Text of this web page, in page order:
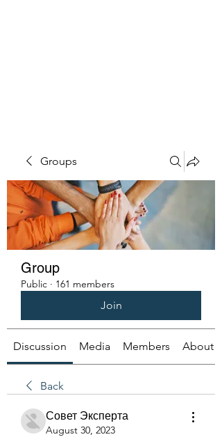
Groups
Group
Public · 161 members
Join
Discussion Media Members About
Back
Совет Эксперта
August 30, 2023